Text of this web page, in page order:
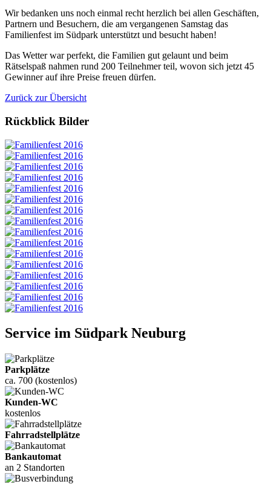
Wir bedanken uns noch einmal recht herzlich bei allen Geschäften,
Partnern und Besuchern, die am vergangenen Samstag das
Familienfest im Südpark unterstützt und besucht haben!
Das Wetter war perfekt, die Familien gut gelaunt und beim
Rätselspaß nahmen rund 200 Teilnehmer teil, wovon sich jetzt 45
Gewinner auf ihre Preise freuen dürfen.
Zurück zur Übersicht
Rückblick Bilder
Service im Südpark Neuburg
Parkplätze
ca. 700 (kostenlos)
Kunden-WC
kostenlos
Fahrradstellplätze
Bankautomat
an 2 Standorten